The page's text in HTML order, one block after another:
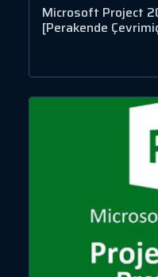
Microsoft Project
[Perakende